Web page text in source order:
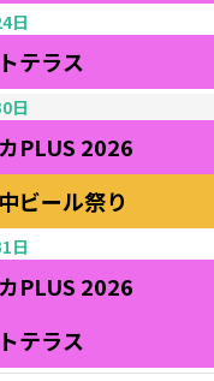
日
テラス
日
PLUS 2026
ビール祭り
日
PLUS 2026
テラス